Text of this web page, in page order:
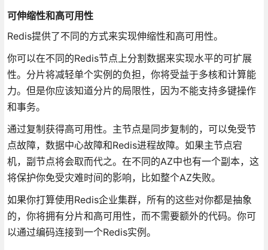
可伸缩性和高可用性
Redis提供了不同的方式来实现伸缩性和高可用性。
你可以在不同的Redis节点上分割数据来实现水平的可扩展
性。分片将减轻单个实例的负担，你将受益于多核和计算能
力。但是你应该知道分片的局限性，因为不能支持多键操作
和事务。
通过复制获得高可用性。主节点是同步复制的，可以免受节
点故障，数据中心故障和Redis进程故障。如果主节点宕
机，副节点将会取而代之。在不同的AZ中也有一个副本，这
将保护你免受灾难时间的影响，比如整个AZ失败。
如果你打算使用Redis企业集群，所有的这些对你都是抽象
的，你将拥有分片和高可用性，而不需要额外的代码。你可
以通过编码连接到一个Redis实例。